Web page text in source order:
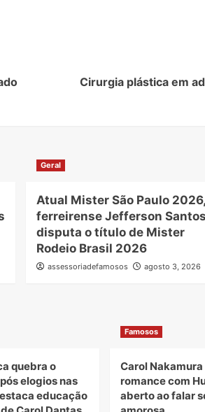
Cirurgia plástica em
Geral
Atual Mister São Paulo 2026,
ferreirense Jefferson Santos
disputa o título de Mister
Rodeio Brasil 2026
assessoriadefamosos agosto 3, 2026
quebra o
elogios nas
educação
Famosos
Carol
romance com
aberto ao falar